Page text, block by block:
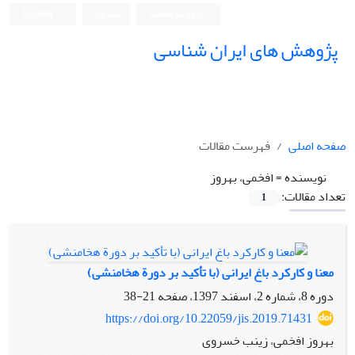
پژوهش های ایران شناسی
صفحه اصلی
فهرست مقالات
نویسنده =افخمی، بهروز
تعداد مقالات:
1
معنا و کارکرد باغ ایرانی (با تأکید بر دورة هخامنشی)
دوره 8، شماره 2، اسفند 1397، صفحه
21-38
https://doi.org/10.22059/jis.2019.71431
بهروز افخمی، زینب خسروی